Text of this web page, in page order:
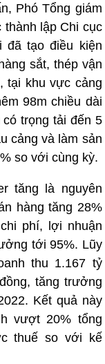
Phó Tổng giám
thành lập Chi cục
đã tạo điều kiện
sắt, thép vận
tại khu vực cảng
98m chiều dài
trọng tải đến 5
cảng và làm sản
so với cùng kỳ.
tăng là nguyên
hàng tăng 28%
phí, lợi nhuận
tới 95%. Lũy
thu 1.167 tỷ
tăng trưởng
Kết quả này
vượt 20% tổng
thuế so với kế